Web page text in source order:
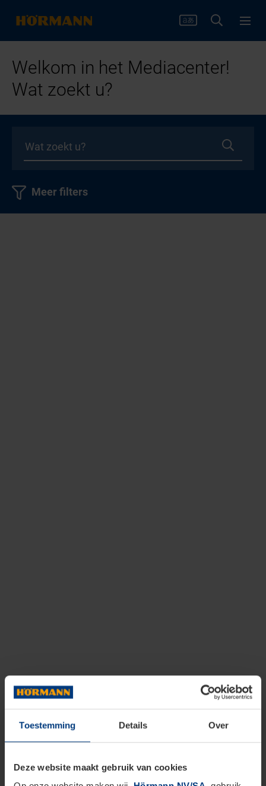
Toestemming Details Over
Deze website maakt gebruik van cookies
Welkom in het Mediacenter!
Wat zoekt u?
Meer filters